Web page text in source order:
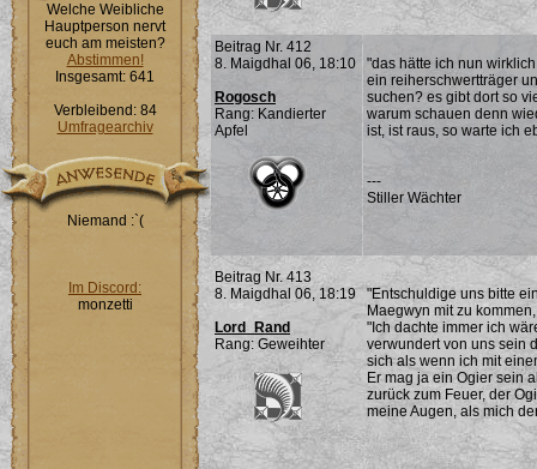
Welche Weibliche
Hauptperson nervt
euch am meisten?
Abstimmen!
Insgesamt: 641
Verbleibend: 84
Umfragearchiv
Niemand :`(
Im Discord:
monzetti
Beitrag Nr. 412
8. Maigdhal 06, 18:10
Rogosch
Rang: Kandierter
Apfel
"das hätte ich nun
ein reiherschwertträger
suchen? es gibt dort so
warum schauen denn
ist, ist raus, so warte ich
---
Stiller Wächter
Beitrag Nr. 413
8. Maigdhal 06, 18:19
Lord_Rand
Rang: Geweihter
"Entschuldige uns bitte
Maegwyn mit zu
"Ich dachte immer ich
verwundert von uns sein
sich als wenn ich mit
Er mag ja ein Ogier sein
zurück zum Feuer, der
meine Augen, als mich